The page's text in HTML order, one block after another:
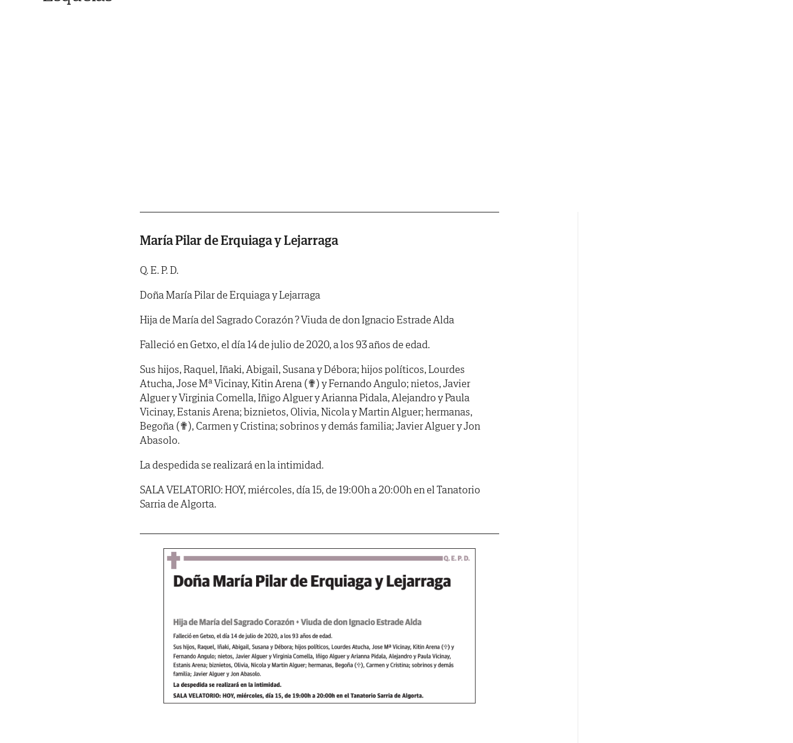
María Pilar de Erquiaga y Lejarraga
Q. E. P. D.
Doña María Pilar de Erquiaga y Lejarraga
Hija de María del Sagrado Corazón ? Viuda de don Ignacio Estrade Alda
Falleció en Getxo, el día 14 de julio de 2020, a los 93 años de edad.
Sus hijos, Raquel, Iñaki, Abigail, Susana y Débora; hijos políticos, Lourdes
Atucha, Jose Mª Vicinay, Kitin Arena (✟) y Fernando Angulo; nietos, Javier
Alguer y Virginia Comella, Iñigo Alguer y Arianna Pidala, Alejandro y Paula
Vicinay, Estanis Arena; biznietos, Olivia, Nicola y Martin Alguer; hermanas,
Begoña (✟), Carmen y Cristina; sobrinos y demás familia; Javier Alguer y Jon
Abasolo.
La despedida se realizará en la intimidad.
SALA VELATORIO: HOY, miércoles, día 15, de 19:00h a 20:00h en el Tanatorio
Sarria de Algorta.